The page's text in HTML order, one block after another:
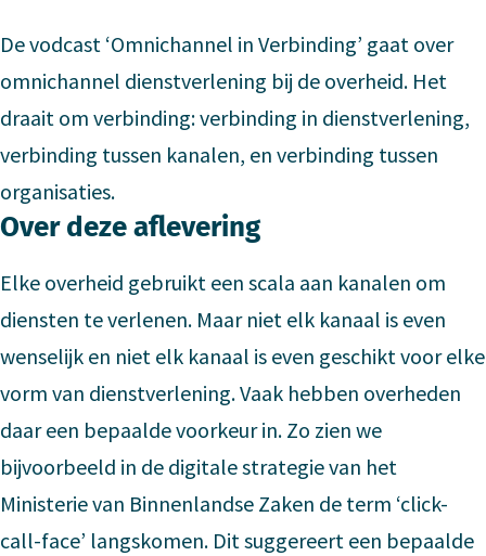
De vodcast ‘Omnichannel in Verbinding’ gaat over
omnichannel dienstverlening bij de overheid. Het
draait om verbinding: verbinding in dienstverlening,
verbinding tussen kanalen, en verbinding tussen
organisaties.
Over deze aflevering
Elke overheid gebruikt een scala aan kanalen om
diensten te verlenen. Maar niet elk kanaal is even
wenselijk en niet elk kanaal is even geschikt voor elke
vorm van dienstverlening. Vaak hebben overheden
daar een bepaalde voorkeur in. Zo zien we
bijvoorbeeld in de digitale strategie van het
Ministerie van Binnenlandse Zaken de term ‘click-
call-face’ langskomen. Dit suggereert een bepaalde